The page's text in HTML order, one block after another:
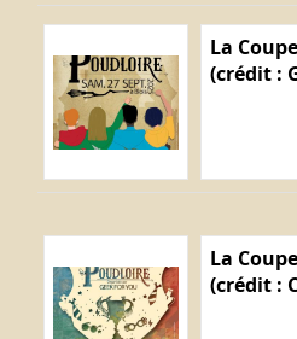
La
(crédit :
La
(crédit :